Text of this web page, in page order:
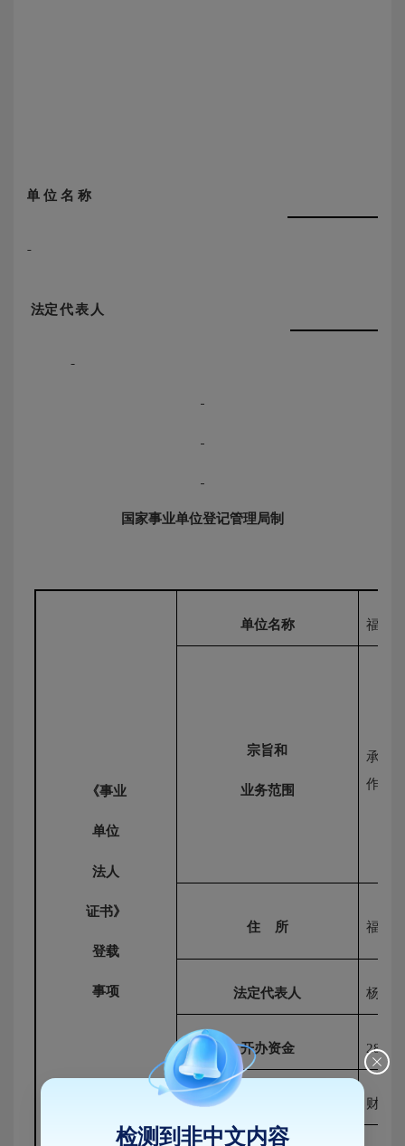
单 位 名 称
法定代表 人
国家事业单位登记管理局制
《事业
单位
法人
证书》
登载
事项
单位名称 福州
宗旨和
业务范围
承担
作；
住 所 福建
法定代表人 杨逢
开办资金 28.5
财政
检测到非中文内容